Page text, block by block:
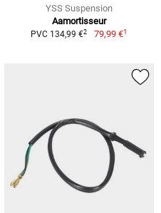
YSS Suspension
Aamortisseur
PVC 134,99 €2 79,99 €1